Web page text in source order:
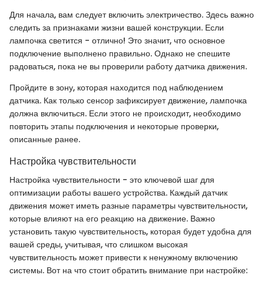
Для начала, вам следует включить электричество. Здесь важно
следить за признаками жизни вашей конструкции. Если
лампочка светится - отлично! Это значит, что основное
подключение выполнено правильно. Однако не спешите
радоваться, пока не вы проверили работу датчика движения.
Пройдите в зону, которая находится под наблюдением
датчика. Как только сенсор зафиксирует движение, лампочка
должна включиться. Если этого не происходит, необходимо
повторить этапы подключения и некоторые проверки,
описанные ранее.
Настройка чувствительности
Настройка чувствительности - это ключевой шаг для
оптимизации работы вашего устройства. Каждый датчик
движения может иметь разные параметры чувствительности,
которые влияют на его реакцию на движение. Важно
установить такую чувствительность, которая будет удобна для
вашей среды, учитывая, что слишком высокая
чувствительность может привести к ненужному включению
системы. Вот на что стоит обратить внимание при настройке: